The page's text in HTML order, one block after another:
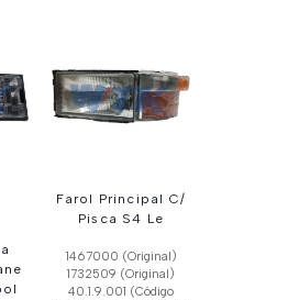
Farol Principal C/
Pisca S4 Le
1467000 (Original)
1732509 (Original)
40.1.9.001 (Código